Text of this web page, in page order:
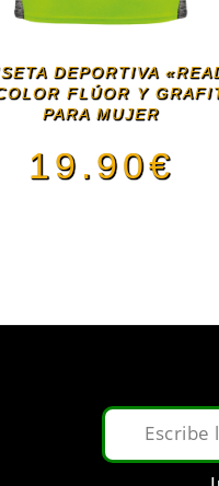
DEPORTIVA
FLÚOR Y
PARA MUJER
19.90€